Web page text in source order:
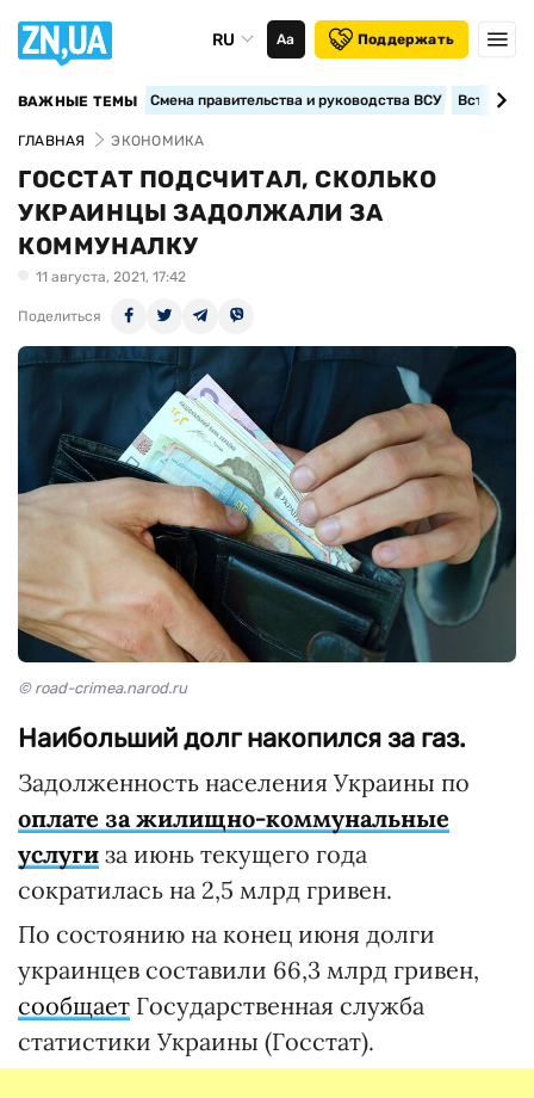
RU Аа Поддержать
ВАЖНЫЕ ТЕМЫ Смена правительства и руководства ВСУ
ГЛАВНАЯ ЭКОНОМИКА
ГОССТАТ ПОДСЧИТАЛ, СКОЛЬКО
УКРАИНЦЫ ЗАДОЛЖАЛИ ЗА
КОММУНАЛКУ
11 августа, 2021, 17:42
Поделиться
© road-crimea.narod.ru
Наибольший долг накопился за газ.
Задолженность населения Украины по
оплате за жилищно-коммунальные
услуги за июнь текущего года
сократилась на 2,5 млрд гривен.
По состоянию на конец июня долги
украинцев составили 66,3 млрд гривен,
сообщает Государственная служба
статистики Украины (Госстат).